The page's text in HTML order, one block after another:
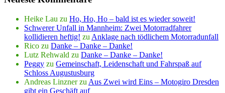
Heike Lau zu Ho, Ho, Ho – bald ist es wieder soweit!
Schwerer Unfall in Mannheim: Zwei Motorradfahrer
kollidieren heftig! zu Anklage nach tödlichem Motorradunfall
Rico zu Danke – Danke – Danke!
Lutz Rehwald zu Danke – Danke – Danke!
Peggy zu Gemeinschaft, Leidenschaft und Fahrspaß auf
Schloss Augustusburg
Andreas Linznerzu Aus Zwei wird Eins – Motogiro Dresden
gibt ein Geschäft auf